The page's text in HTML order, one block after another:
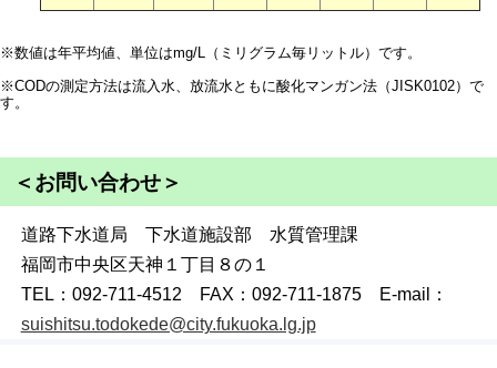
※数値は年平均値、単位はmg/L（ミリグラム毎リットル）です。
※CODの測定方法は流入水、放流水ともに酸化マンガン法（JISK0102）で
す。
＜お問い合わせ＞
道路下水道局 下水道施設部 水質管理課
福岡市中央区天神１丁目８の１
TEL：092-711-4512 FAX：092-711-1875 E-mail：
suishitsu.todokede@city.fukuoka.lg.jp